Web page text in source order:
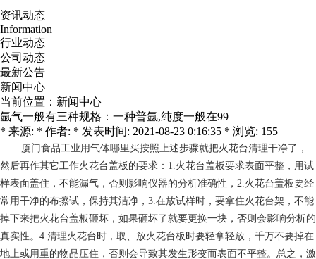
资讯动态
Information
行业动态
公司动态
最新公告
新闻中心
当前位置： 新闻中心
氩气一般有三种规格：一种普氩,纯度一般在99
* 来源: * 作者: * 发表时间: 2021-08-23 0:16:35 * 浏览: 155
厦门食品工业用气体哪里买按照上述步骤就把火花台清理干净了，
然后再作其它工作火花台盖板的要求：1.火花台盖板要求表面平整，用试
样表面盖住，不能漏气，否则影响仪器的分析准确性，2.火花台盖板要经
常用干净的布擦试，保持其洁净，3.在放试样时，要拿住火花台架，不能
掉下来把火花台盖板砸坏，如果砸坏了就要更换一块，否则会影响分析的
真实性。4.清理火花台时，取、放火花台板时要轻拿轻放，千万不要掉在
地上或用重的物品压住，否则会导致其发生形变而表面不平整。总之，激